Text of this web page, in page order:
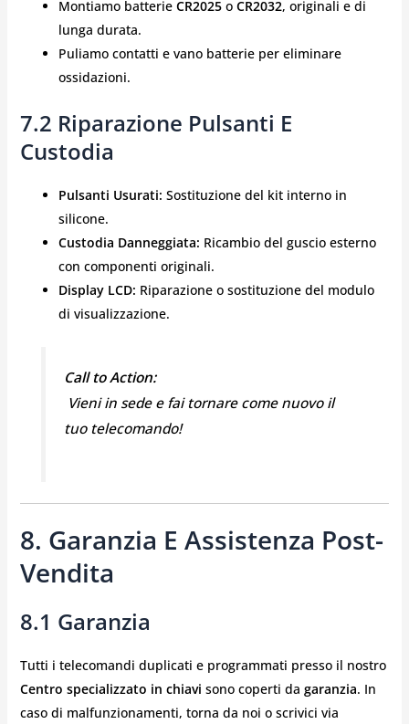
Montiamo batterie CR2025o CR2032, originali e di
lunga durata.
Puliamo contatti e vano batterie per eliminare
ossidazioni.
7.2 Riparazione Pulsanti E
Custodia
Pulsanti Usurati: Sostituzione del kit interno in
silicone.
Custodia Danneggiata: Ricambio del guscio esterno
con componenti originali.
Display LCD: Riparazione o sostituzione del modulo
di visualizzazione.
Call to Action:
️ Vieni in sede e fai tornare come nuovo il
tuo telecomando!
8. Garanzia E Assistenza Post-
Vendita
8.1 Garanzia
Tutti i telecomandi duplicati e programmati presso il nostro
Centro specializzato in chiavi sono coperti da garanzia. In
caso di malfunzionamenti, torna da noi o scrivici via